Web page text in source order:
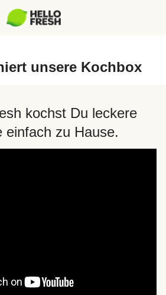
unsere Kochbox
kochst Du leckere
einfach zu Hause.